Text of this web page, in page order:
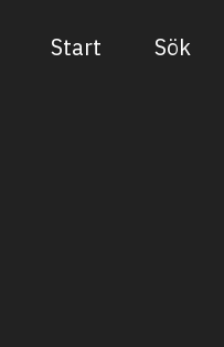
Start Sök